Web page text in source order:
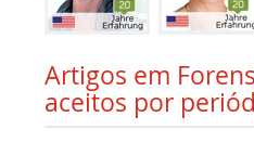
Artigos em
aceitos por